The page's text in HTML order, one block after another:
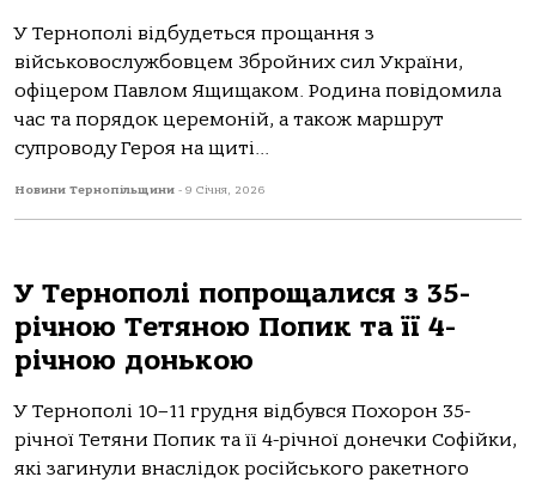
У Тернополі відбудеться прощання з
військовослужбовцем Збройних сил України,
офіцером Павлом Ящищаком. Родина повідомила
час та порядок церемоній, а також маршрут
супроводу Героя на щиті...
Новини Тернопільщини - 9 Січня, 2026
У Тернополі попрощалися з 35-
річною Тетяною Попик та її 4-
річною донькою
У Тернополі 10–11 грудня відбувся Похорон 35-
річної Тетяни Попик та її 4-річної донечки Софійки,
які загинули внаслідок російського ракетного